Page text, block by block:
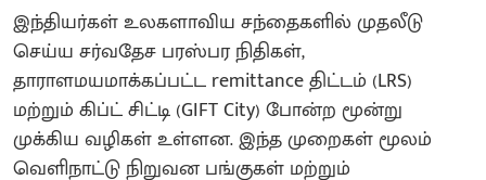
இந்தியர்கள் உலகளாவிய சந்தைகளில் முதலீடு
செய்ய சர்வதேச பரஸ்பர நிதிகள்,
தாராளமயமாக்கப்பட்ட remittance திட்டம் (LRS)
மற்றும் கிப்ட் சிட்டி (GIFT City) போன்ற மூன்று
முக்கிய வழிகள் உள்ளன. இந்த முறைகள் மூலம்
வெளிநாட்டு நிறுவன பங்குகள் மற்றும்